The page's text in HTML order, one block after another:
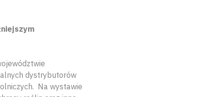
dystrybutorów
Na wystawie